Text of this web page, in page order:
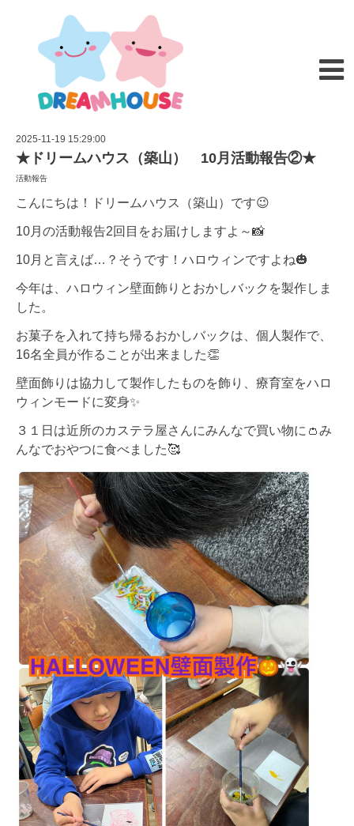
2025-11-19 15:29:00
★ドリームハウス（築山） 10月活動報告②★
活動報告
こんにちは！ドリームハウス（築山）です😉
10月の活動報告2回目をお届けしますよ～📸
10月と言えば…？そうです！ハロウィンですよね🎃
今年は、ハロウィン壁面飾りとおかしバックを製作しま
した。
お菓子を入れて持ち帰るおかしバックは、個人製作で、
16名全員が作ることが出来ました👏
壁面飾りは協力して製作したものを飾り、療育室をハロ
ウィンモードに変身✨
３１日は近所のカステラ屋さんにみんなで買い物に👛み
んなでおやつに食べました🥰